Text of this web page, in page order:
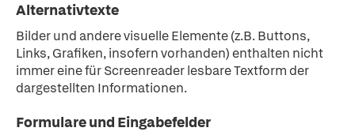
Alternativtexte
Bilder und andere visuelle Elemente (z.B. Buttons,
Links, Grafiken, insofern vorhanden) enthalten nicht
immer eine für Screenreader lesbare Textform der
dargestellten Informationen.
Formulare und Eingabefelder